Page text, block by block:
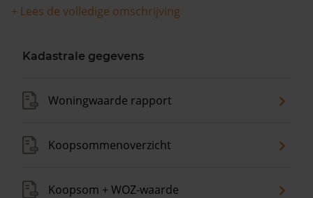
+ Lees de volledige omschrijving
Kadastrale gegevens
Woningwaarde rapport
Koopsommenoverzicht
Koopsom + WOZ-waarde